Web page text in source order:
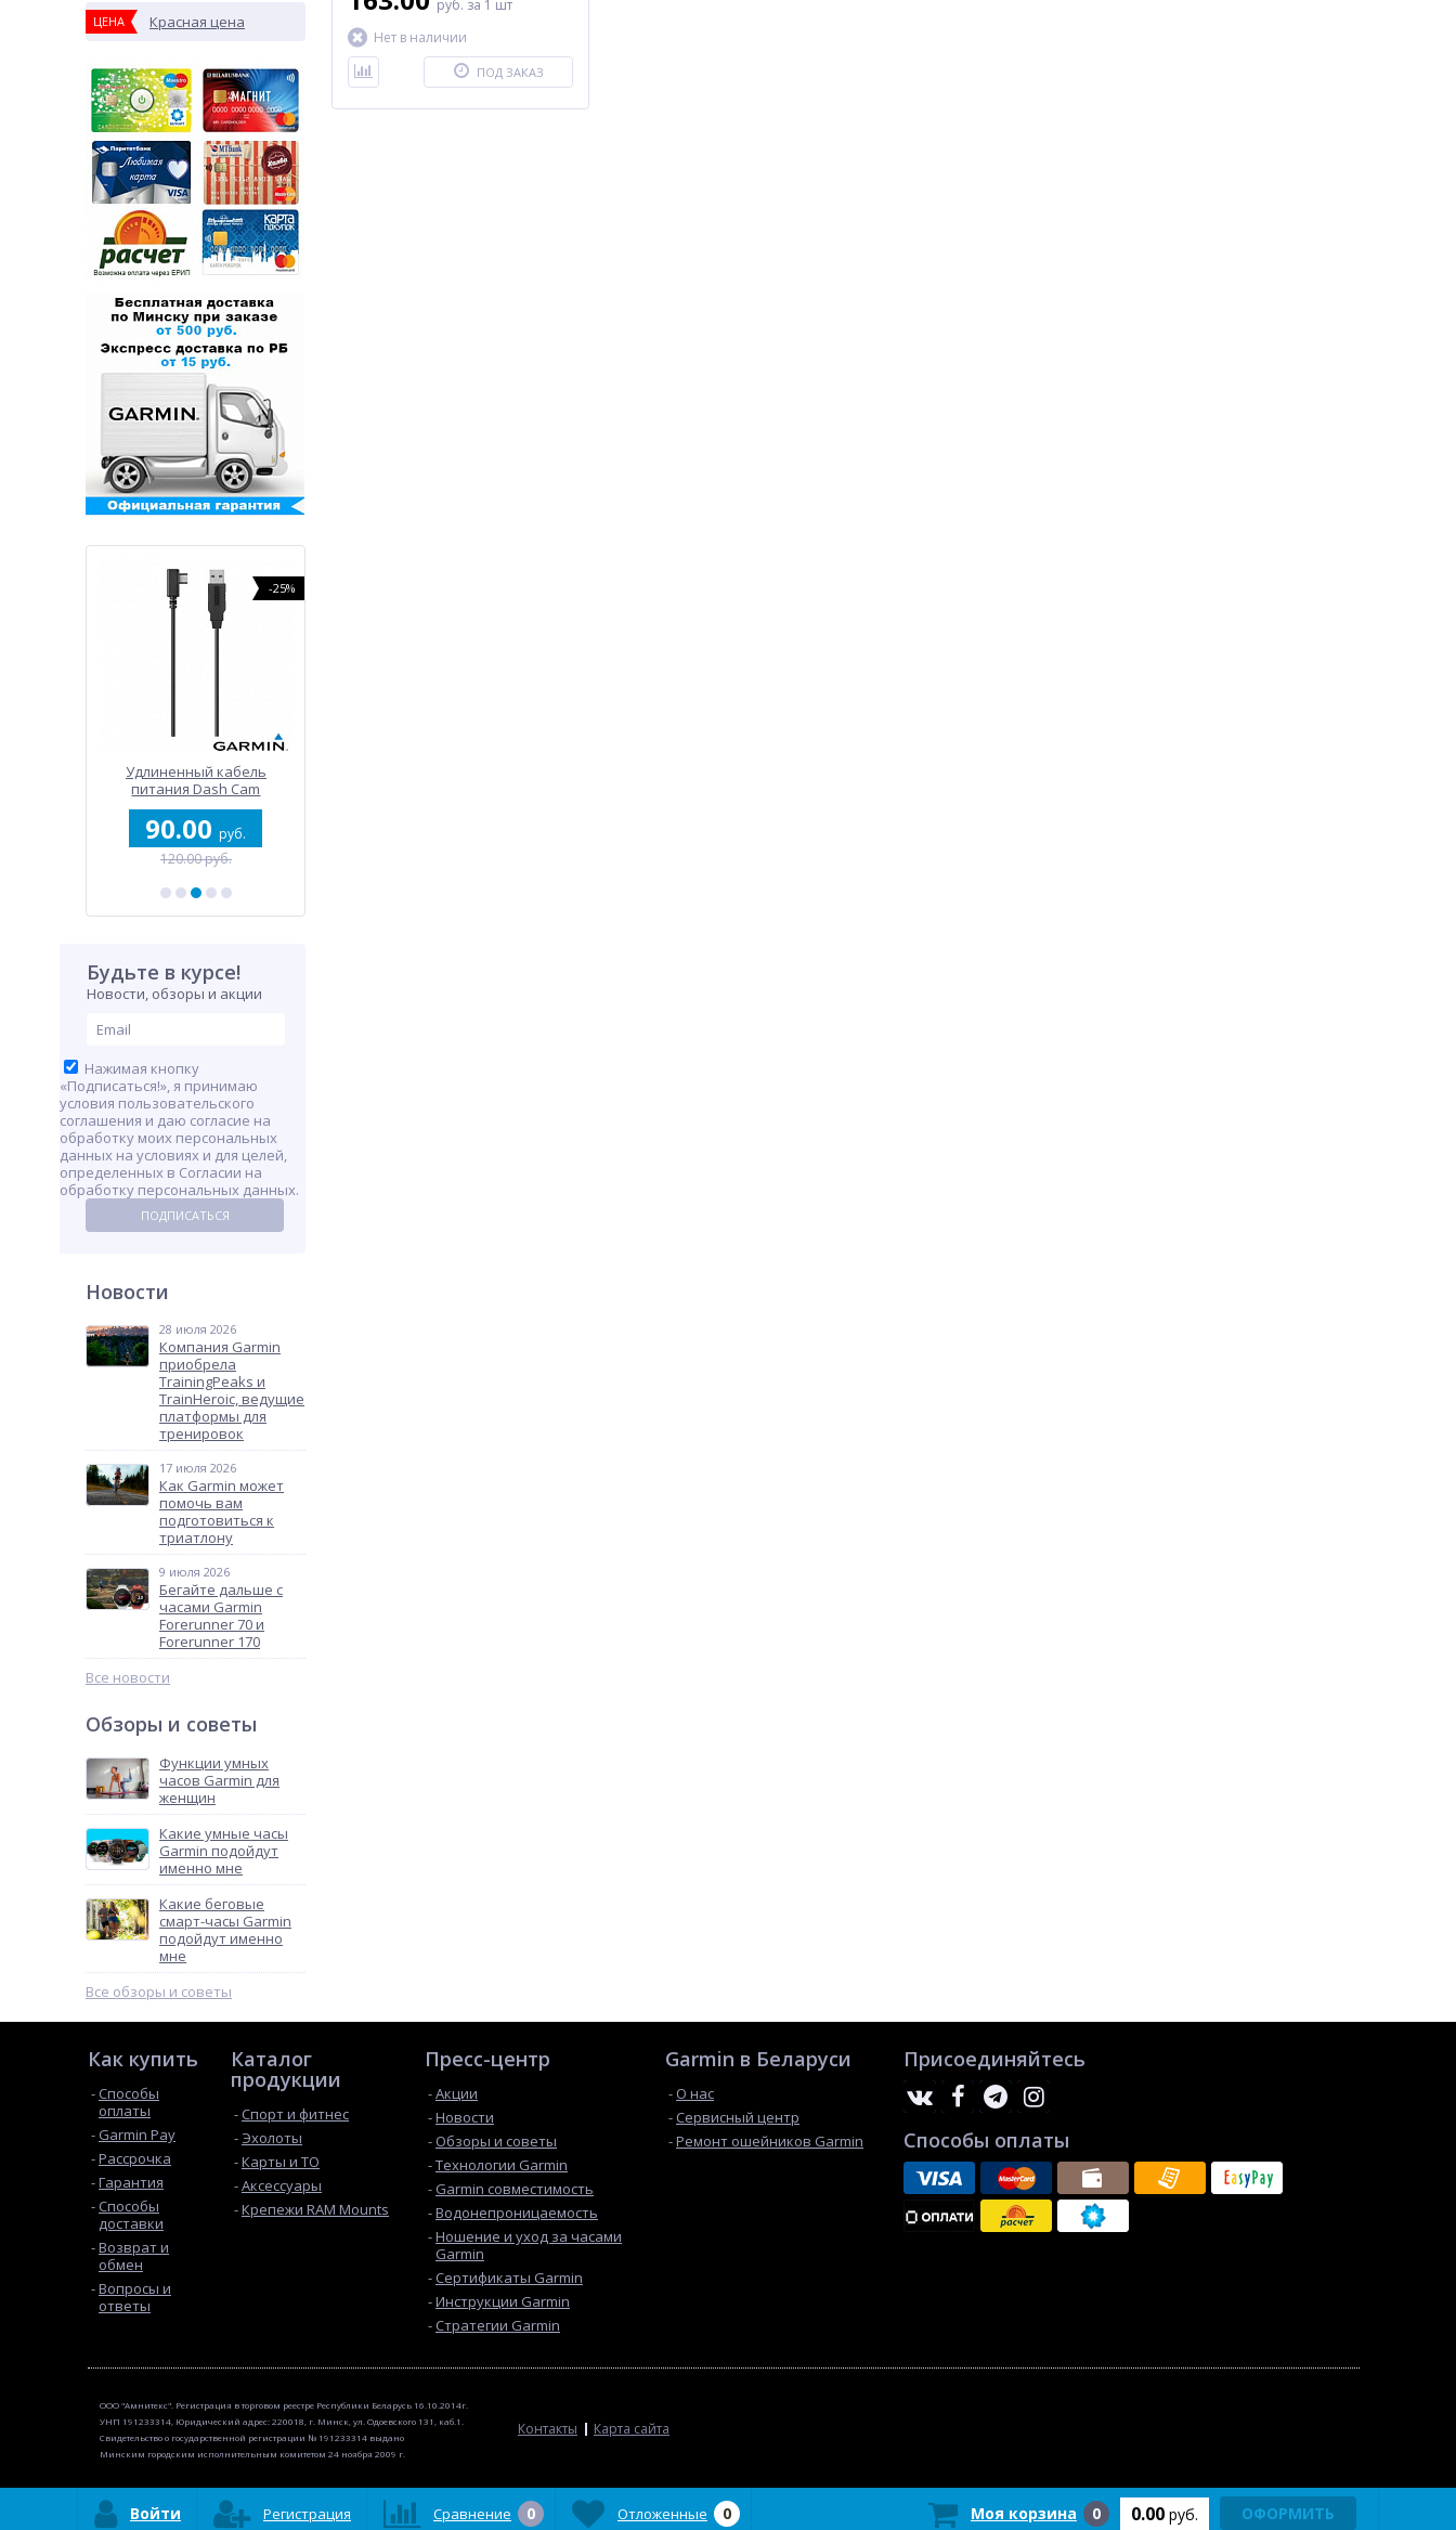
ЦЕНА Красная цена
-25%
Удлиненный кабель
питания Dash Cam
90.00 руб.
120.00 руб.
Будьте в курсе!
Новости, обзоры и акции
Нажимая кнопку
«Подписаться!», я принимаю
условия пользовательского
соглашения и даю согласие на
обработку моих персональных
данных на условиях и для целей,
определенных в Согласии на
обработку персональных данных.
ПОДПИСАТЬСЯ
Новости
28 июля 2026
Компания Garmin
приобрела
TrainingPeaks и
TrainHeroic, ведущие
платформы для
тренировок
17 июля 2026
Как Garmin может
помочь вам
подготовиться к
триатлону
9 июля 2026
Бегайте дальше с
часами Garmin
Forerunner 70 и
Forerunner 170
Все новости
Обзоры и советы
Функции умных
часов Garmin для
женщин
Какие умные часы
Garmin подойдут
именно мне
Какие беговые
смарт-часы Garmin
подойдут именно
мне
Все обзоры и советы
руб. за 1 шт
Нет в наличии
ПОД ЗАКАЗ
Как купить
Способы
оплаты
Garmin Pay
Рассрочка
Гарантия
Способы
доставки
Возврат и
обмен
Вопросы и
ответы
Каталог
продукции
Спорт и фитнес
Эхолоты
Карты и ТО
Аксессуары
Крепежи RAM Mounts
Пресс-центр
Акции
Новости
Обзоры и советы
Технологии Garmin
Garmin cовместимость
Водонепроницаемость
Ношение и уход за часами
Garmin
Сертификаты Garmin
Инструкции Garmin
Стратегии Garmin
Garmin в Беларуси
О нас
Сервисный центр
Ремонт ошейников Garmin
Присоединяйтесь
Способы оплаты
ООО "Амнитекс". Регистрация в торговом реестре Республики Беларусь 16.10.2014г.
УНП 191233314, Юридический адрес: 220018, г. Минск, ул. Одоевского 131, каб.1.
Свидетельство о государственной регистрации № 191233314 выдано
Минским городским исполнительным комитетом 24 ноября 2009 г.
Контакты Карта сайта
Войти Регистрация Сравнение 0 Отложенные 0 Моя корзина 0 0.00 руб. ОФОРМИТЬ